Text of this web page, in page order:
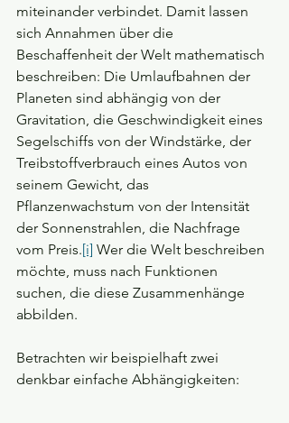
miteinander verbindet. Damit lassen
sich Annahmen über die
Beschaffenheit der Welt mathematisch
beschreiben: Die Umlaufbahnen der
Planeten sind abhängig von der
Gravitation, die Geschwindigkeit eines
Segelschiffs von der Windstärke, der
Treibstoffverbrauch eines Autos von
seinem Gewicht, das
Pflanzenwachstum von der Intensität
der Sonnenstrahlen, die Nachfrage
vom Preis.[i] Wer die Welt beschreiben
möchte, muss nach Funktionen
suchen, die diese Zusammenhänge
abbilden.
Betrachten wir beispielhaft zwei
denkbar einfache Abhängigkeiten: